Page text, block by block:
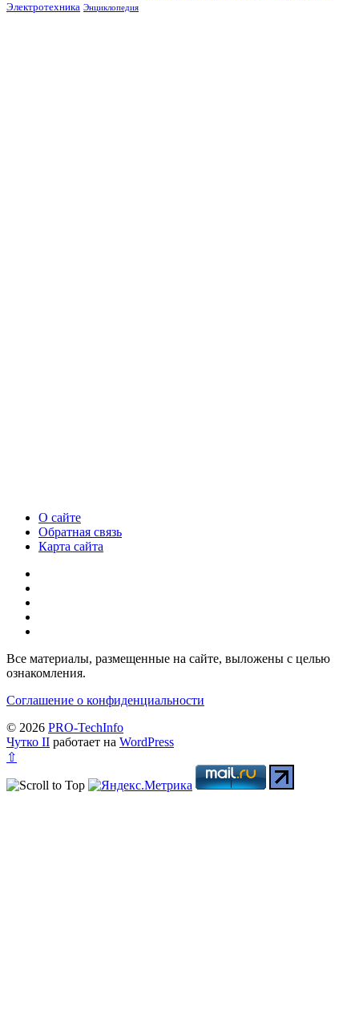
Электротехника Энциклопедия
О сайте
Обратная связь
Карта сайта
Все материалы, размещенные на сайте, выложены с целью
ознакомления.
Соглашение о конфиденциальности
© 2026 PRO-TechInfo
Чутко II работает на WordPress
⇧